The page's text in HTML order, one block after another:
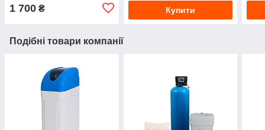
1 700 ₴ Купити
Подібні товари компанії